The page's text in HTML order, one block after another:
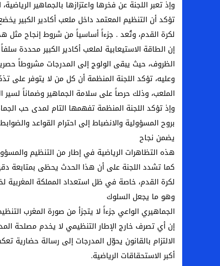
وإذ تعبر اللجنة عن فخرها واعتزازها بالجماهير
تؤكد أن التنظيم المعتمد داخل ملعب أكادير الكبير
لكرة القدم، وتُعد . جزءاً أساسياً من شروط إنجاح مثل
إن الطاقة الاستيعابية لملعب أكادير الكبير محددة
الظروف، حيث يبقى الولوج إلى المدرجات مشروطاً
وعليه، تؤكد اللجنة المنظمة أن كل من لا يتوفر على
الملعب، وذلك حرصاً على سلامة الجماهير وضماناً لسير
وإذ تؤكد اللجنة المنظمة تفهمها التام لمدى حب
بروح المسؤولية والانضباط إلى احترام القواعد
يضمن نجاح
هذه التظاهرات الرياضية في إطار من التنظيم
كما تشدد اللجنة على أن هذا الحدث يحظى بمتابعة
وهو ما يجعل السلوك
الجماهيري الواعي جزءاً لا يتجزأ من صورة المغرب
إن أي تصرف خارج الإطار التنظيمي لا يخدم مصلحة
الالتزام بالقانون يحوّل المدرجات إلى رسالة
أكبر الاستحقاقات الرياضية.